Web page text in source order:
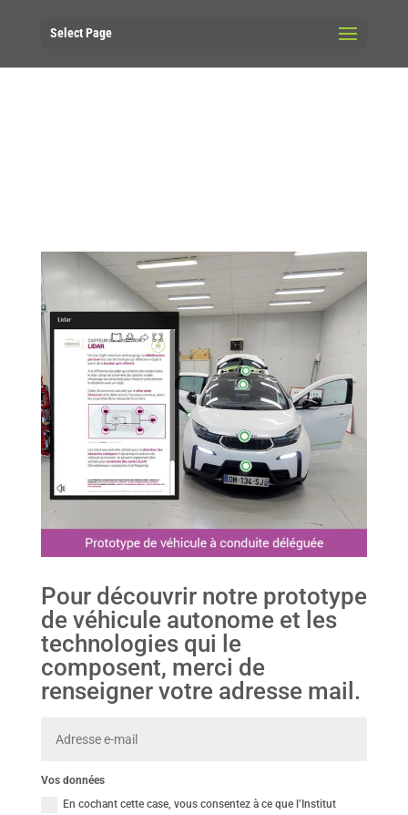
Select Page
Pour découvrir notre prototype
de véhicule autonome et les
technologies qui le
composent, merci de
renseigner votre adresse mail.
Vos données
En cochant cette case, vous consentez à ce que l’Institut